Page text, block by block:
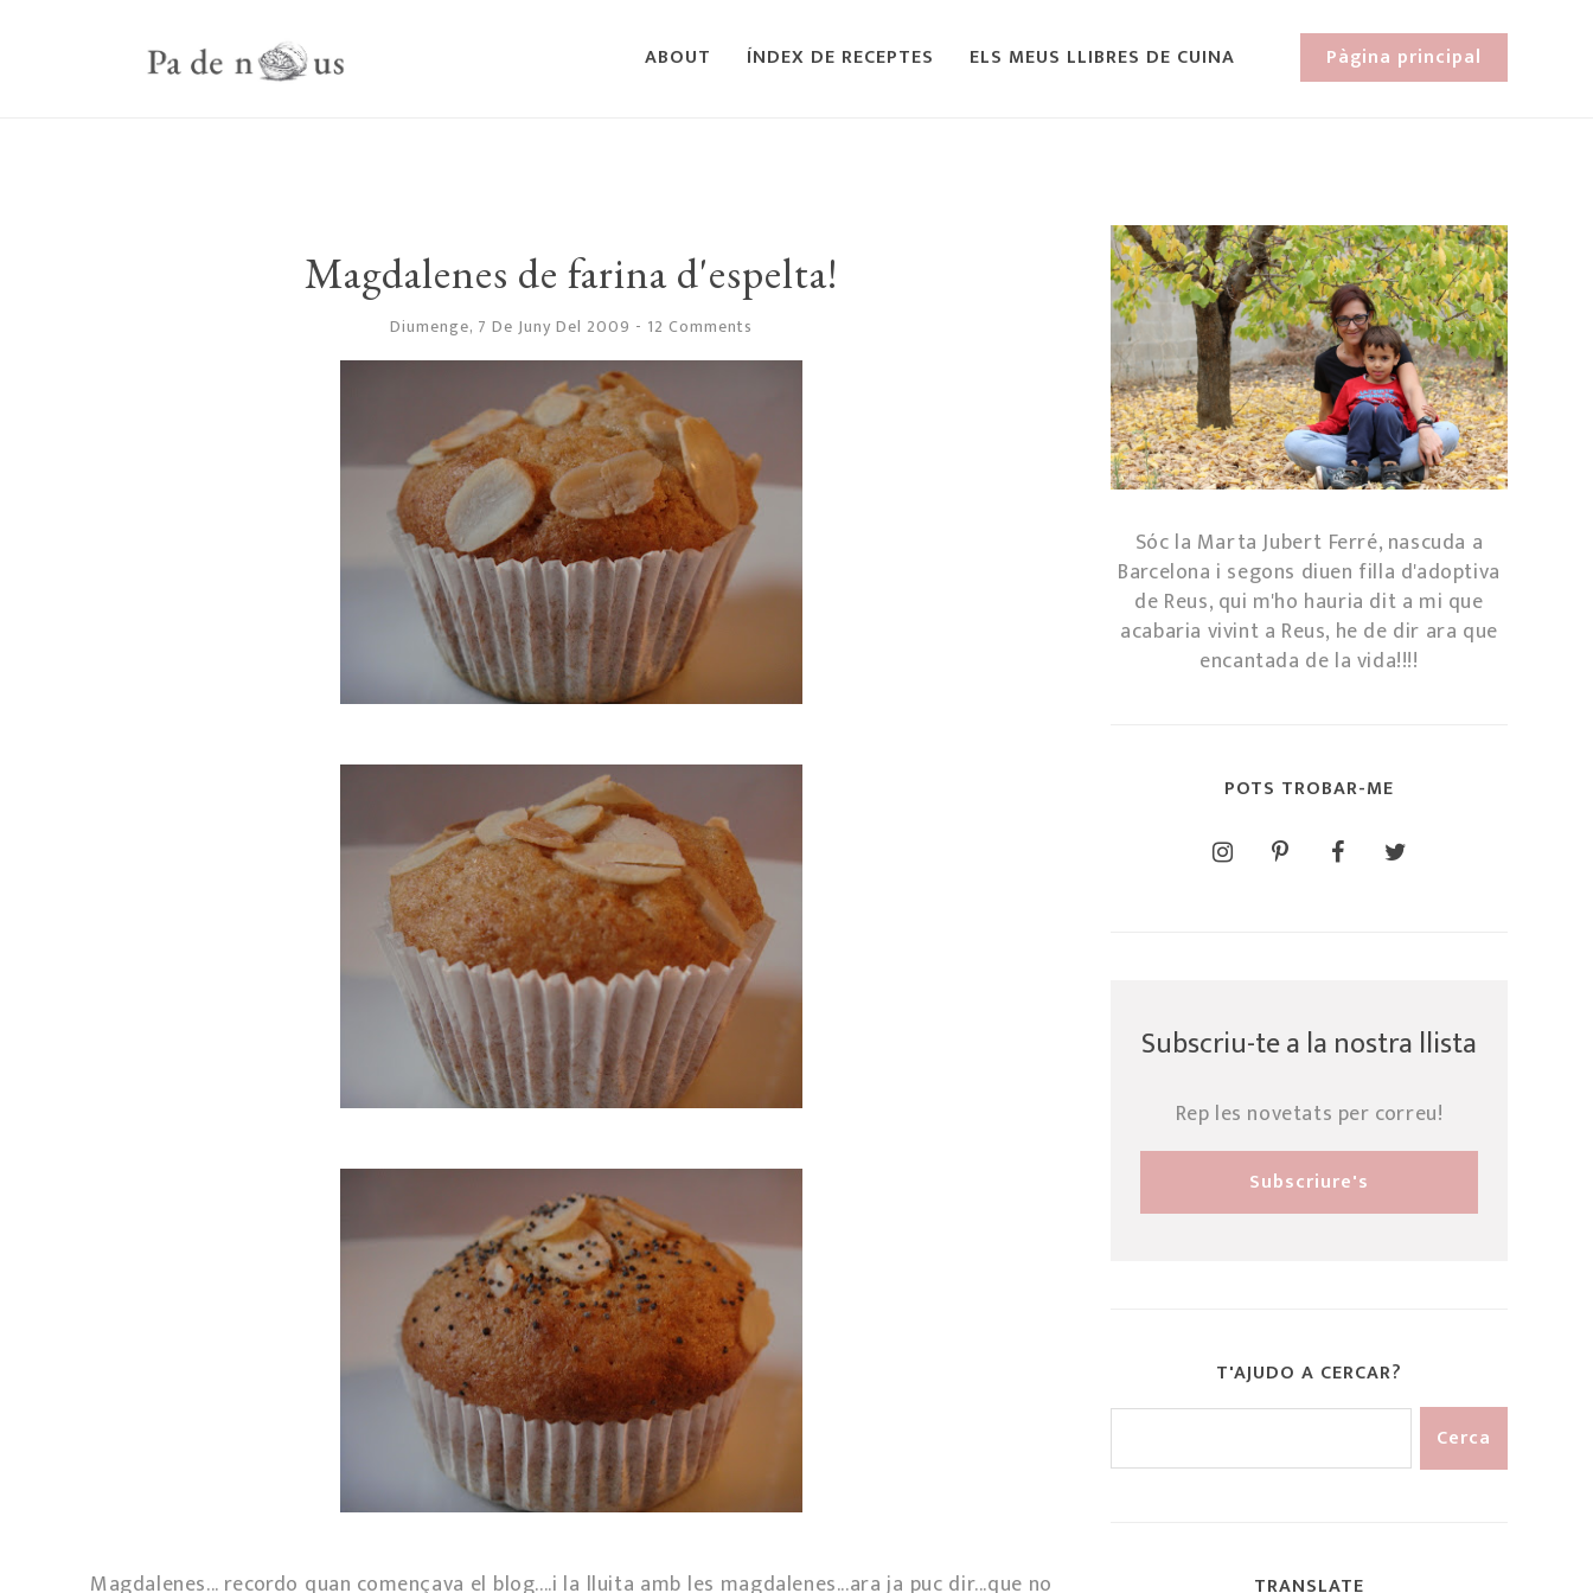
ABOUT ÍNDEX DE RECEPTES ELS MEUS LLIBRES DE CUINA Pàgina principal
Magdalenes de farina d'espelta!
Diumenge, 7 De Juny Del 2009 - 12 Comments
Magdalenes... recordo quan començava el blog....i la lluita amb les magdalenes...ara ja puc dir...que no
Sóc la Marta Jubert Ferré, nascuda a
Barcelona i segons diuen filla d'adoptiva
de Reus, qui m'ho hauria dit a mi que
acabaria vivint a Reus, he de dir ara que
encantada de la vida!!!!
POTS TROBAR-ME
Subscriu-te a la nostra llista
Rep les novetats per correu!
T'AJUDO A CERCAR?
TRANSLATE